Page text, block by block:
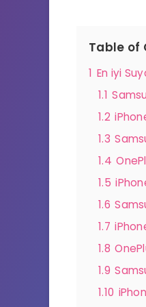
Table of
1 En iyi
1.1
1.2
1.3
1.4
1.5
1.6
1.7
1.8
1.9
1.10